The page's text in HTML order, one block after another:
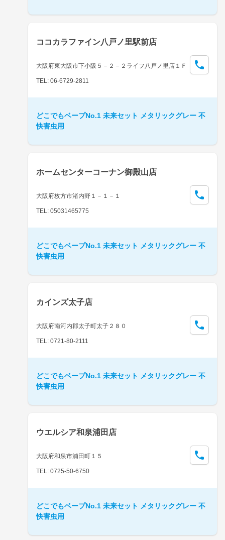
ココカラファイン八戸ノ里駅前店
大阪府東大阪市下小阪５－２－２ライフ八戸ノ里店１Ｆ
TEL: 06-6729-2811
どこでもベープNo.1 未来セット メタリックグレー 不
快害虫用
ホームセンターコーナン御殿山店
大阪府枚方市渚内野１－１－１
TEL: 05031465775
どこでもベープNo.1 未来セット メタリックグレー 不
快害虫用
カインズ太子店
大阪府南河内郡太子町太子２８０
TEL: 0721-80-2111
どこでもベープNo.1 未来セット メタリックグレー 不
快害虫用
ウエルシア和泉浦田店
大阪府和泉市浦田町１５
TEL: 0725-50-6750
どこでもベープNo.1 未来セット メタリックグレー 不
快害虫用